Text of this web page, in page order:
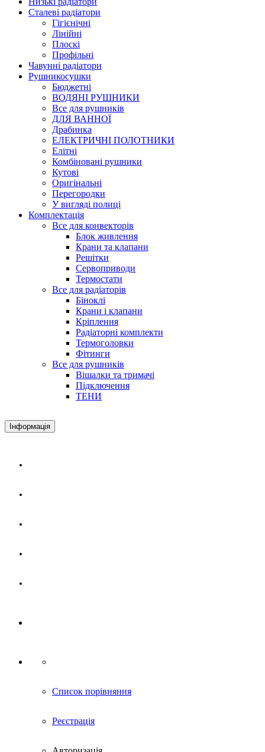
Сталеві радіатори
Гігієнічні
Лінійні
Плоскі
Профільні
Чавунні радіатори
Рушникосушки
Бюджетні
ВОДЯНІ РУШНИКИ
Все для рушників
ДЛЯ ВАННОЇ
Драбинка
ЕЛЕКТРИЧНІ ПОЛОТНИКИ
Елітні
Комбіновані рушники
Кутові
Оригінальні
Перегородки
У вигляді полиці
Комплектація
Все для конвекторів
Блок живлення
Крани та клапани
Решітки
Сервоприводи
Термостати
Все для радіаторів
Біноклі
Крани і клапани
Кріплення
Радіаторні комплекти
Термоголовки
Фітинги
Все для рушників
Вішалки та тримачі
Підключення
ТЕНИ
Інформація
Список порівняння
Реєстрація